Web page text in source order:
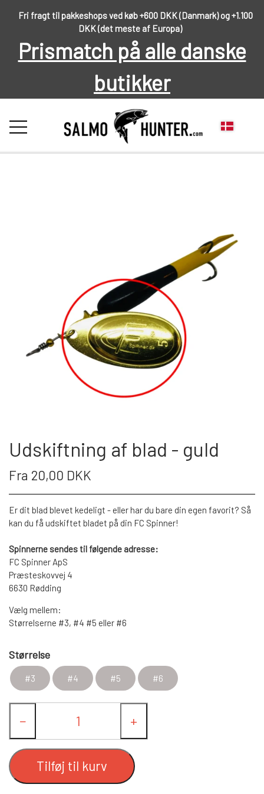
Fri fragt til pakkeshops ved køb +600 DKK (Danmark) og +1.100
DKK (det meste af Europa)
Prismatch på alle danske
butikker
WEBSHOP
KYSTGREJ
60 LURES
WESTIN GENNEMLØBERE
S.F.G KØ HO 21 G
LONGSHOT KENT ANDERSEN DESIGN
19 G
PUT & TAKE GREJ
GEOFF ANDERSON
FISKESTÆNGER
POLAROID BRILLER
FC SPINNERE HÅNDLAVEDE
FC UPSTREAM STANDARD
FC COMPACT
FC BULLET STANDARD
FC UPSTREAM SKJERN Å SPECIAL (M/
#8 KROGE)
FC WESTIN UPSTREAM SPINNERE
FC WESTIN DOWNSTREAM
WOBLERE
FISKEBLINK
TASKER OG BEKLÆDNING
FC SPINNEREN
KONTAKT OS
Udskiftning af blad - guld
Fra 20,00 DKK
Er dit blad blevet kedeligt - eller har du bare din egen favorit? Så
kan du få udskiftet bladet på din FC Spinner!
Spinnerne sendes til følgende adresse:
FC Spinner ApS
Præsteskovvej 4
6630 Rødding
Vælg mellem:
Størrelserne #3, #4 #5 eller #6
Størrelse
#3 #4 #5 #6
− +
Tilføj til kurv